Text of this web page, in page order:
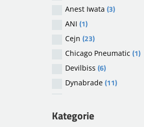
Anest Iwata (3)
ANI (1)
Cejn (23)
Chicago Pneumatic (1)
Devilbiss (6)
Dynabrade (11)
Herrmann Lack-Technik
Kategorie